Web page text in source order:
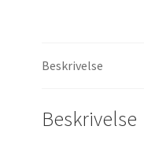
Beskrivelse
Beskrivelse